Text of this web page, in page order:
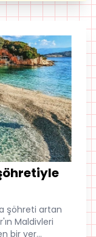
şöhreti artan
Maldivleri
bir yer...